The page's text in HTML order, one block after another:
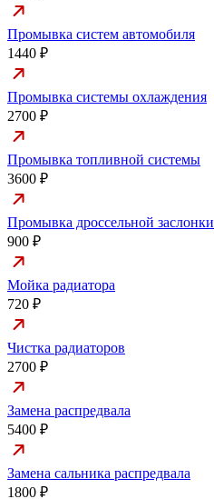
Промывка систем автомобиля
1440 ₽
Промывка системы охлаждения
2700 ₽
Промывка топливной системы
3600 ₽
Промывка дроссельной заслонки
900 ₽
Мойка радиатора
720 ₽
Чистка радиаторов
2700 ₽
Замена распредвала
5400 ₽
Замена сальника распредвала
1800 ₽